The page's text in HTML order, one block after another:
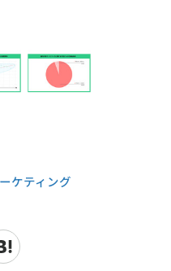
ケティング